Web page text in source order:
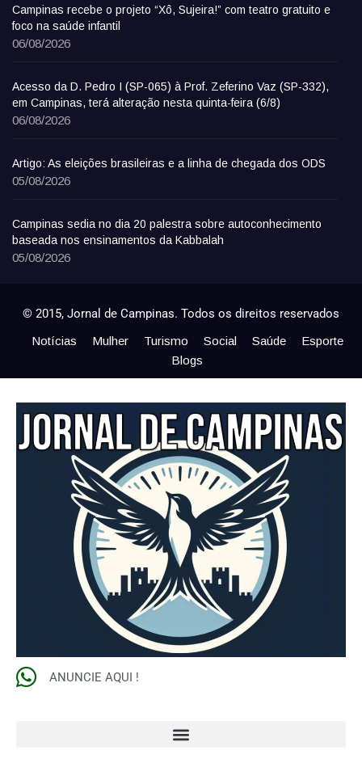
Campinas recebe o projeto “Xô, Sujeira!” com teatro gratuito e
foco na saúde infantil
06/08/2026
Acesso da D. Pedro I (SP-065) à Prof. Zeferino Vaz (SP-332),
em Campinas, terá alteração nesta quinta-feira (6/8)
06/08/2026
Artigo: As eleições brasileiras e a linha de chegada dos ODS
05/08/2026
Campinas sedia no dia 20 palestra sobre autoconhecimento
baseada nos ensinamentos da Kabbalah
05/08/2026
© 2015, Jornal de Campinas. Todos os direitos reservados
Notícias Mulher Turismo Social Saúde
Esporte
Blogs
ANUNCIE AQUI !